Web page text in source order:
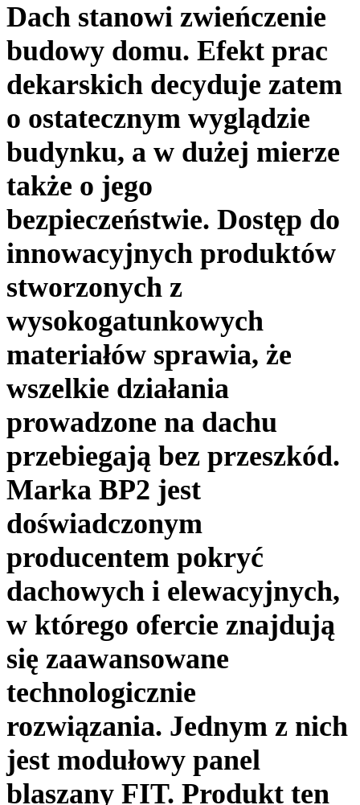
Dach stanowi zwieńczenie
budowy domu. Efekt prac
dekarskich decyduje zatem
o ostatecznym wyglądzie
budynku, a w dużej mierze
także o jego
bezpieczeństwie. Dostęp do
innowacyjnych produktów
stworzonych z
wysokogatunkowych
materiałów sprawia, że
wszelkie działania
prowadzone na dachu
przebiegają bez przeszkód.
Marka BP2 jest
doświadczonym
producentem pokryć
dachowych i elewacyjnych,
w którego ofercie znajdują
się zaawansowane
technologicznie
rozwiązania. Jednym z nich
jest modułowy panel
blaszany FIT. Produkt ten